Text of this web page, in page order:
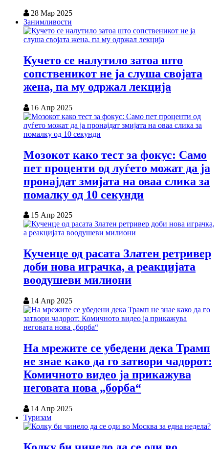
28 Мар 2025
Занимливости
Кучето се налутило затоа што
сопственикот не ја слуша својата
жена, па му одржал лекција
16 Апр 2025
Мозокот како тест за фокус: Само
пет проценти од луѓето можат да ја
пронајдат змијата на оваа слика за
помалку од 10 секунди
15 Апр 2025
Кученце од расата Златен ретривер
доби нова играчка, а реакцијата
воодушеви милиони
14 Апр 2025
На мрежите се убедени дека Трамп
не знае како да го затвори чадорот:
Комичното видео ја прикажува
неговата нова „борба“
14 Апр 2025
Туризам